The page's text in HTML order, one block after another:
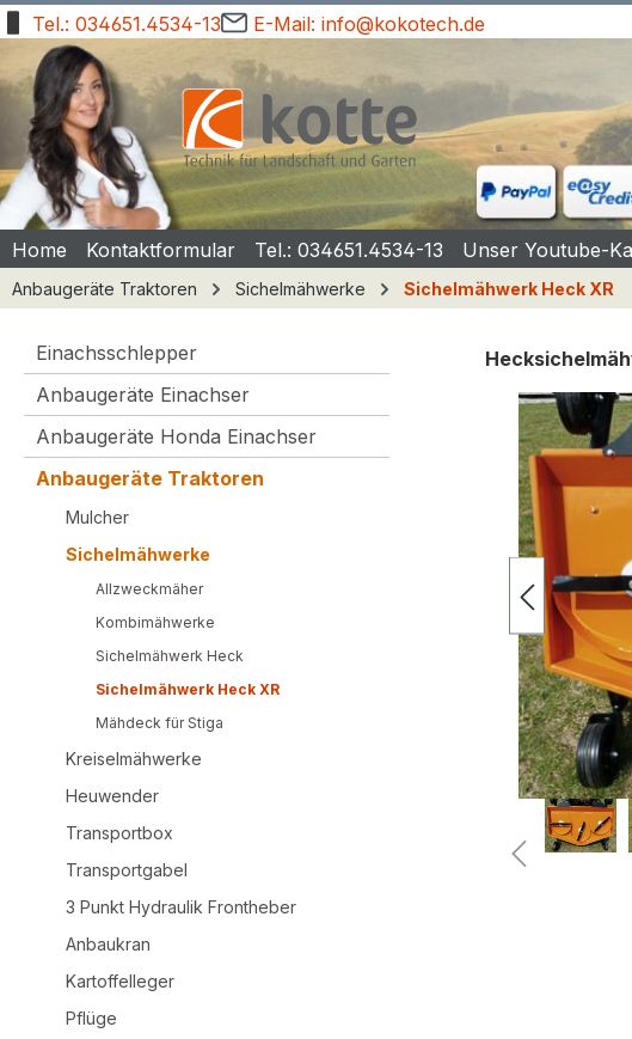
Zur Hauptnavigation springen
Tel.: 034651.4534-13 E-Mail: info@kokotech.de
Home Kontaktformular Tel.: 034651.4534-13 Unser Youtube-
Anbaugeräte Traktoren Sichelmähwerke Sichelmähwerk Heck XR
Einachsschlepper
Anbaugeräte Einachser
Anbaugeräte Honda Einachser
Anbaugeräte Traktoren
Mulcher
Sichelmähwerke
Allzweckmäher
Kombimähwerke
Sichelmähwerk Heck
Sichelmähwerk Heck XR
Mähdeck für Stiga
Kreiselmähwerke
Heuwender
Transportbox
Transportgabel
3 Punkt Hydraulik Frontheber
Anbaukran
Kartoffelleger
Pflüge
Bildergalerie